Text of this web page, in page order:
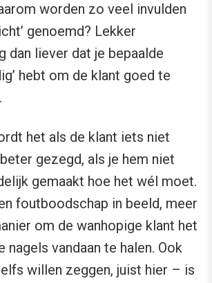
worden zo veel invulden
genoemd? Lekker
dan liever dat je bepaalde
hebt om de klant goed te
het als de klant iets niet
gezegd, als je hem niet
gemaakt hoe het wél moet.
foutboodschap in beeld, meer
om de wanhopige klant het
nagels vandaan te halen. Ook
willen zeggen, juist hier – is